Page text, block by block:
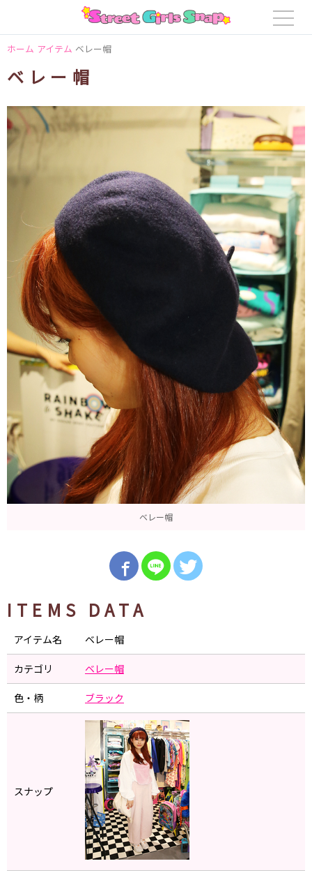
ホーム アイテム ベレー帽
ベレー帽
ベレー帽
ITEMS DATA
アイテム名 ベレー帽
カテゴリ ベレー帽
色・柄 ブラック
スナップ